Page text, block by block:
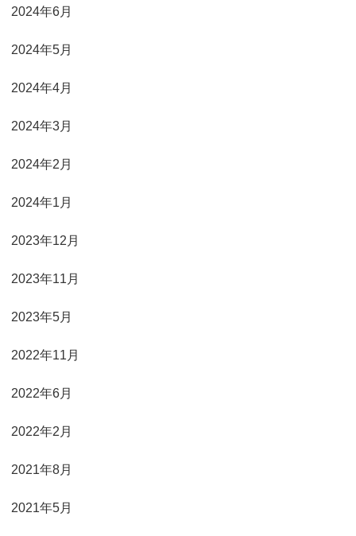
2024年6月
2024年5月
2024年4月
2024年3月
2024年2月
2024年1月
2023年12月
2023年11月
2023年5月
2022年11月
2022年6月
2022年2月
2021年8月
2021年5月